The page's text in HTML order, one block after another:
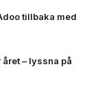
tillbaka med
– lyssna på